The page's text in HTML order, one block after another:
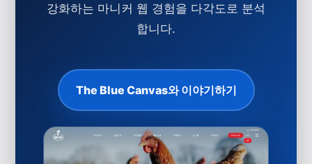
강화하는 마니커 웹 경험을 다각도로 분석
합니다.
The Blue Canvas와 이야기하기